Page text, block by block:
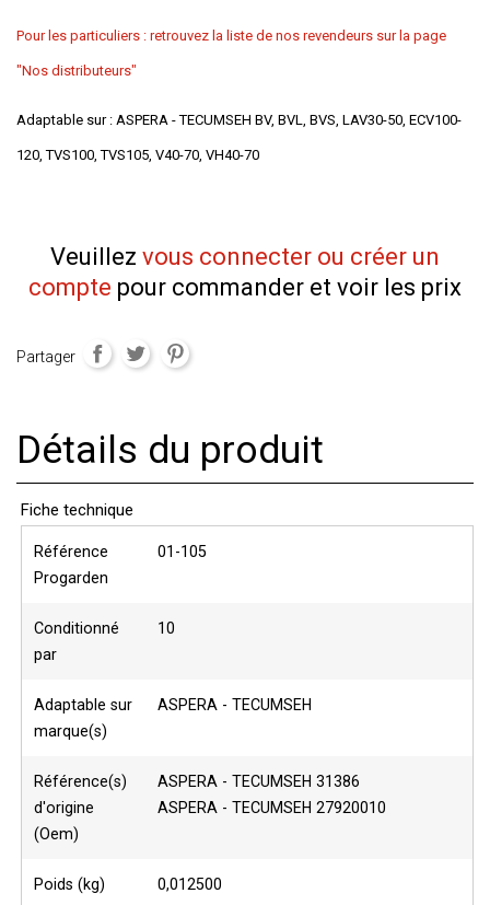
Pour les particuliers : retrouvez la liste de nos revendeurs sur la page
"Nos distributeurs"
Adaptable sur : ASPERA - TECUMSEH BV, BVL, BVS, LAV30-50, ECV100-
120, TVS100, TVS105, V40-70, VH40-70
Veuillez vous connecter ou créer un
compte pour commander et voir les prix
Partager
Détails du produit
Fiche technique
Référence
Progarden
01-105
Conditionné
par
10
Adaptable sur
marque(s)
ASPERA - TECUMSEH
Référence(s)
d'origine
(Oem)
ASPERA - TECUMSEH 31386
ASPERA - TECUMSEH 27920010
Poids (kg) 0,012500